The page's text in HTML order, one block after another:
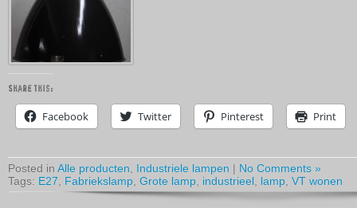
Share this:
Facebook Twitter Pinterest Print
Posted in Alle producten Industriele lampen | No Comments »
Tags: E27 Fabriekslamp Grote lamp industrieel lamp VT wonen